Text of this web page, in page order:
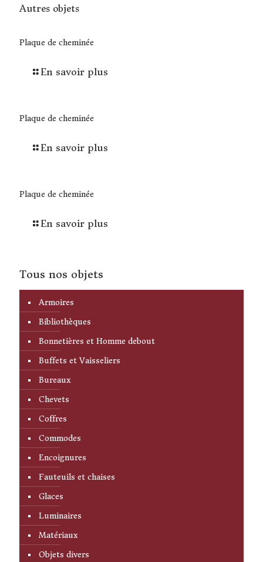
Autres objets
Plaque de cheminée
En savoir plus
Plaque de cheminée
En savoir plus
Plaque de cheminée
En savoir plus
Tous nos objets
Armoires
Bibliothèques
Bonnetières et Homme debout
Buffets et Vaisseliers
Bureaux
Chevets
Coffres
Commodes
Encoignures
Fauteuils et chaises
Glaces
Luminaires
Matériaux
Objets divers